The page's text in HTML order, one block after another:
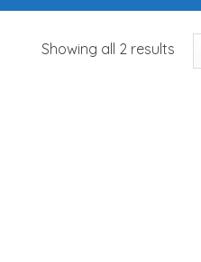
Showing all 2 results